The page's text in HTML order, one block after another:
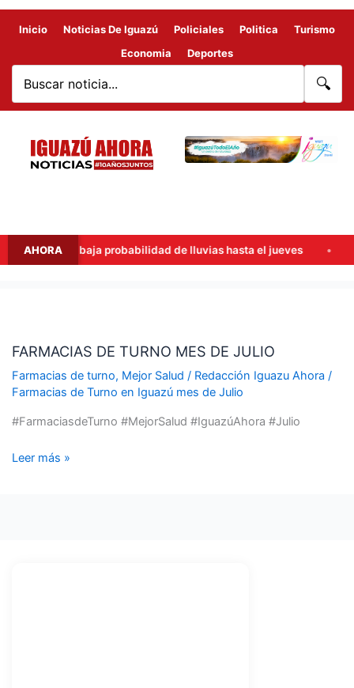
Inicio Noticias De Iguazú Policiales Politica
Turismo
Economia
Deportes
🔍
AHORA
cálidos y baja probabilidad de lluvias hasta el jueves
FARMACIAS DE TURNO MES DE JULIO
Farmacias de turno, Mejor Salud / Redacción Iguazu Ahora /
Farmacias de Turno en Iguazú mes de Julio
#FarmaciasdeTurno #MejorSalud #IguazúAhora #Julio
TURNO
MES
DE
Leer más »